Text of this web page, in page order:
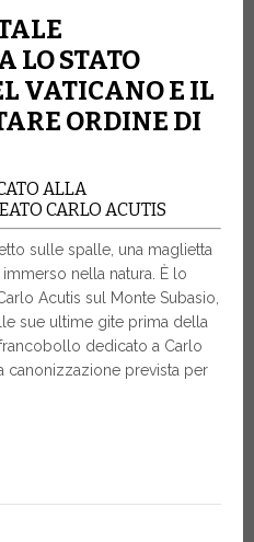
LO STATO
VATICANO E IL
ORDINE DI
ALLA
CARLO ACUTIS
sulle spalle, una maglietta
nella natura. È lo
Acutis sul Monte Subasio,
sue ultime gite prima della
dedicato a Carlo
canonizzazione prevista per